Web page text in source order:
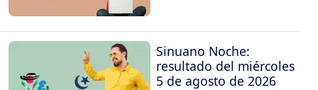
Sinuano Noche:
resultado del miércoles
5 de agosto de 2026